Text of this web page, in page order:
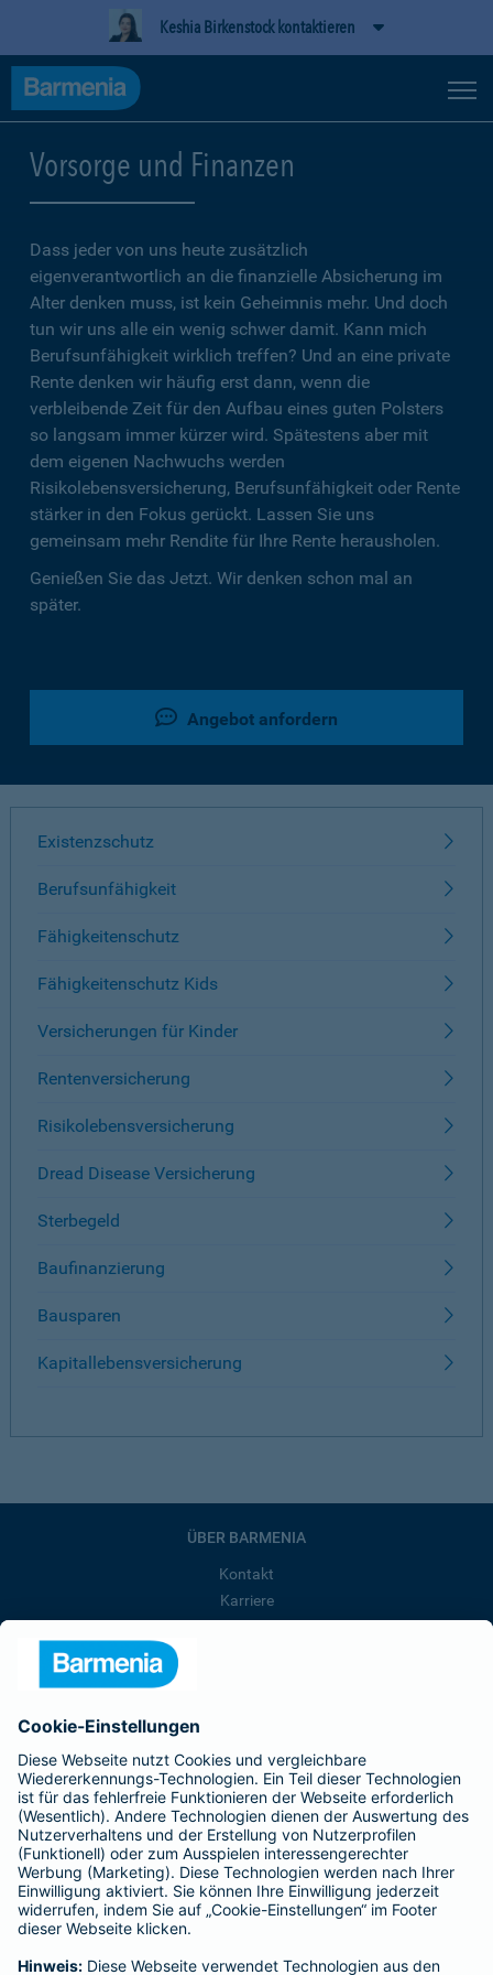
Keshia Birkenstock kontaktieren
Vorsorge und Finanzen
Dass jeder von uns heute zusätzlich
eigenverantwortlich an die finanzielle Absicherung im
Alter denken muss, ist kein Geheimnis mehr. Und doch
tun wir uns alle ein wenig schwer damit. Kann mich
Berufsunfähigkeit wirklich treffen? Und an eine private
Rente denken wir häufig erst dann, wenn die
verbleibende Zeit für den Aufbau eines guten Polsters
so langsam immer kürzer wird. Spätestens aber mit
dem eigenen Nachwuchs werden
Risikolebensversicherung, Berufsunfähigkeit oder Rente
stärker in den Fokus gerückt. Lassen Sie uns
gemeinsam mehr Rendite für Ihre Rente herausholen.
Genießen Sie das Jetzt. Wir denken schon mal an
später.
Angebot anfordern
Existenzschutz
Berufsunfähigkeit
Fähigkeitenschutz
Fähigkeitenschutz Kids
Versicherungen für Kinder
Rentenversicherung
Risikolebensversicherung
Dread Disease Versicherung
Sterbegeld
Baufinanzierung
Bausparen
Kapitallebensversicherung
ÜBER BARMENIA
Kontakt
Karriere
Barmenia ist Teil der BarmeniaGothaer
BELIEBTE SEITEN
Kranken-Zusatzversicherung
Tierversicherungen
Haftpflichtversicherung
Hausratversicherung